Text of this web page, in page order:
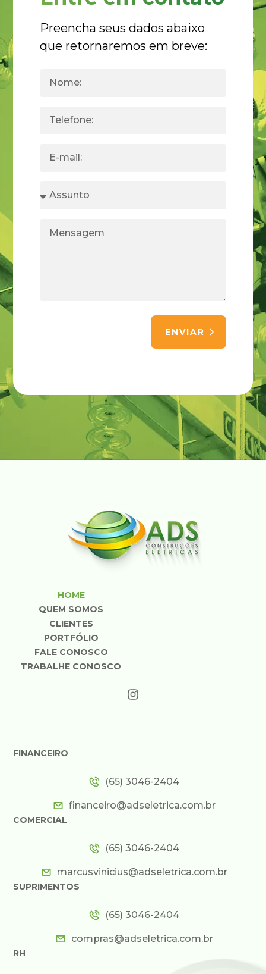
Preencha seus dados abaixo
que retornaremos em breve:
ENVIAR
HOME
QUEM SOMOS
CLIENTES
PORTFÓLIO
FALE CONOSCO
TRABALHE CONOSCO
FINANCEIRO
(65) 3046-2404
financeiro@adseletrica.com.br
COMERCIAL
(65) 3046-2404
marcusvinicius@adseletrica.com.br
SUPRIMENTOS
(65) 3046-2404
compras@adseletrica.com.br
RH